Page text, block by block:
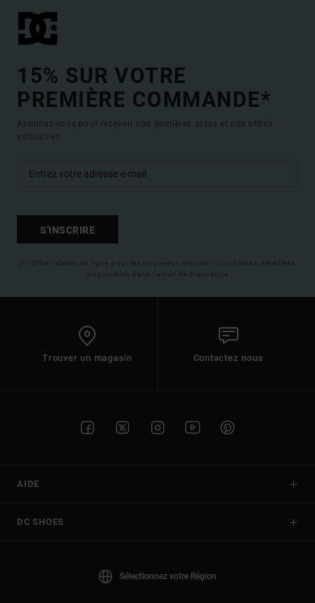
15% SUR VOTRE
PREMIÈRE COMMANDE*
Abonnez-vous pour recevoir nos dernières actus et nos offres
exclusives.
S'INSCRIRE
(*) Offre valable en ligne pour les nouveaux inscrits - Conditions détaillées
disponibles dans l'email de bienvenue
Trouver un magasin Contactez nous
AIDE
DC SHOES
Sélectionnez votre Région